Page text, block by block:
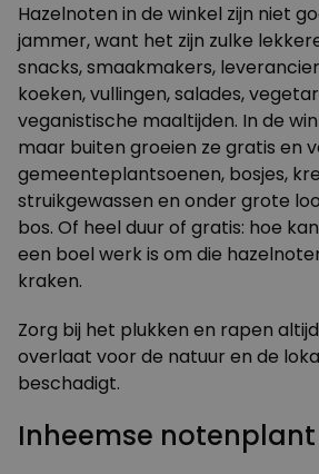
Hazelnoten in de winkel zijn niet
jammer, want het zijn zulke
snacks, smaakmakers,
koeken, vullingen, salades,
veganistische maaltijden. In de
maar buiten groeien ze gratis en
gemeenteplantsoenen, bosjes,
struikgewassen en onder grote
bos. Of heel duur of gratis: hoe
een boel werk is om die
kraken.
Zorg bij het plukken en rapen
overlaat voor de natuur en de
beschadigt.
Inheemse notenplant